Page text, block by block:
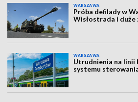
WARSZAWA
Próba defilady w
Wisłostrada i duże
WARSZAWA
Utrudnienia na linii
systemu